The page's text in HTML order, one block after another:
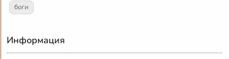
боги
Информация